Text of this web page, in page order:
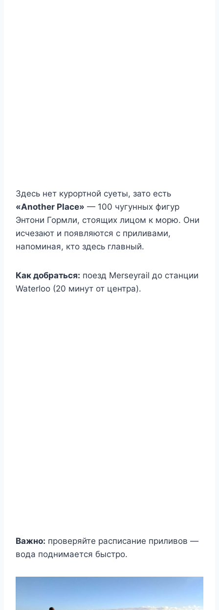
Здесь нет курортной суеты, зато есть
«Another Place» — 100 чугунных фигур
Энтони Гормли, стоящих лицом к морю. Они
исчезают и появляются с приливами,
напоминая, кто здесь главный.
Как добраться: поезд Merseyrail до станции
Waterloo (20 минут от центра).
Важно: проверяйте расписание приливов —
вода поднимается быстро.